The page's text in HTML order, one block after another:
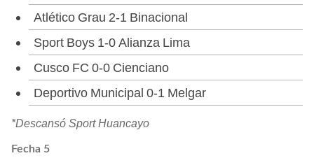
Atlético Grau 2-1 Binacional
Sport Boys 1-0 Alianza Lima
Cusco FC 0-0 Cienciano
Deportivo Municipal 0-1 Melgar
*Descansó Sport Huancayo
Fecha 5